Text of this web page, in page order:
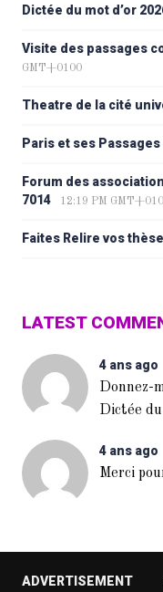
Dictée du mot d’or
Visite des passages
GMT+0100
Theatre de la cité
Paris et ses
Forum des
7014
12:19 PM
Faites Relire vos
LATEST
4 ans ago
Donnez-
Dictée du
4 ans ago
Merci
ADVERTISEMENT